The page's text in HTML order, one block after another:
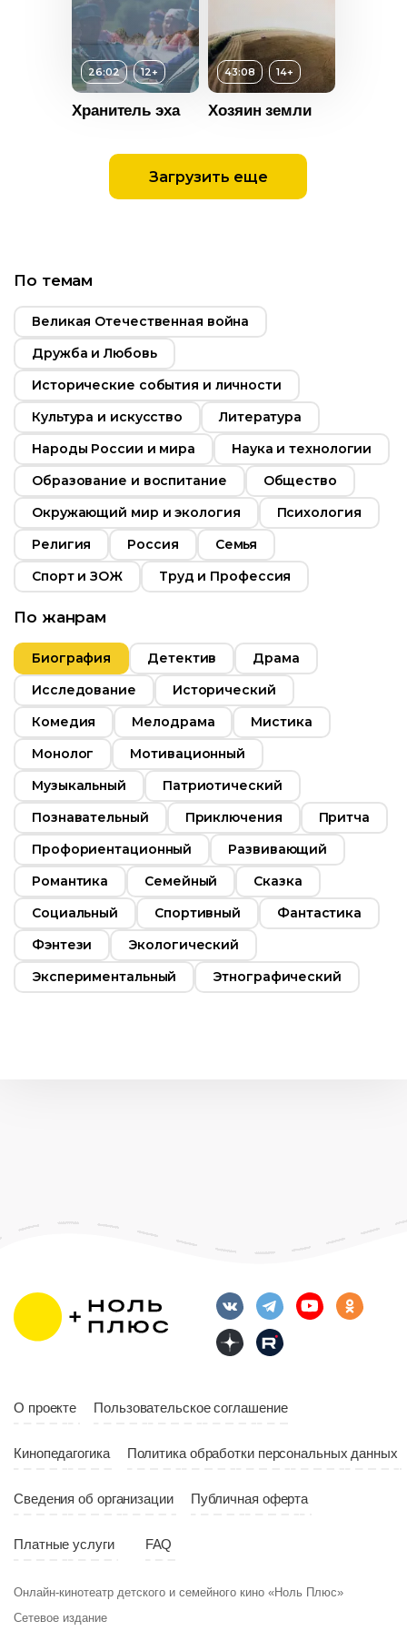
Возраст 12+
Год 2016
Россия
26:02 12+
Хранитель эха
Возраст
Длительность
43:08
43:08 14+
Хозяин земли
Загрузить еще
По темам
Великая Отечественная война
Дружба и Любовь
Исторические события и личности
Культура и искусство
Литература
Народы России и мира
Наука и технологии
Образование и воспитание
Общество
Окружающий мир и экология
Психология
Религия
Россия
Семья
Спорт и ЗОЖ
Труд и Профессия
По жанрам
Биография Детектив
Драма
Исследование
Исторический
Комедия
Мелодрама
Мистика
Монолог
Мотивационный
Музыкальный
Патриотический
Познавательный
Приключения
Притча
Профориентационный
Развивающий
Романтика
Семейный
Сказка
Социальный
Спортивный
Фантастика
Фэнтези
Экологический
Экспериментальный
Этнографический
О проекте Пользовательское соглашение
Кинопедагогика Политика обработки персональных данных
Сведения об организации Публичная оферта
Платные услуги FAQ
Онлайн-кинотеатр детского и семейного кино «Ноль Плюс»
Сетевое издание